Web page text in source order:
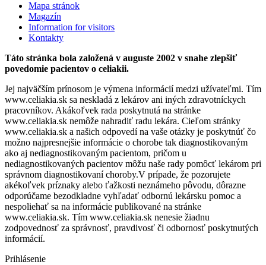
Mapa stránok
Magazín
Information for visitors
Kontakty
Táto stránka bola založená v auguste 2002 v snahe zlepšiť
povedomie pacientov o celiakii.
Jej najväčším prínosom je výmena informácií medzi užívateľmi. Tím
www.celiakia.sk sa neskladá z lekárov ani iných zdravotníckych
pracovníkov. Akákoľvek rada poskytnutá na stránke
www.celiakia.sk nemôže nahradiť radu lekára. Cieľom stránky
www.celiakia.sk a našich odpovedí na vaše otázky je poskytnúť čo
možno najpresnejšie informácie o chorobe tak diagnostikovaným
ako aj nediagnostikovaným pacientom, pričom u
nediagnostikovaných pacientov môžu naše rady pomôcť lekárom pri
správnom diagnostikovaní choroby.V prípade, že pozorujete
akékoľvek príznaky alebo ťažkosti neznámeho pôvodu, dôrazne
odporúčame bezodkladne vyhľadať odbornú lekársku pomoc a
nespoliehať sa na informácie publikované na stránke
www.celiakia.sk. Tím www.celiakia.sk nenesie žiadnu
zodpovednosť za správnosť, pravdivosť či odbornosť poskytnutých
informácií.
Prihlásenie